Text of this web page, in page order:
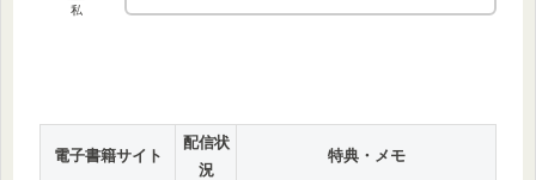
私
電子書籍サイト
配信状
況
特典・メモ